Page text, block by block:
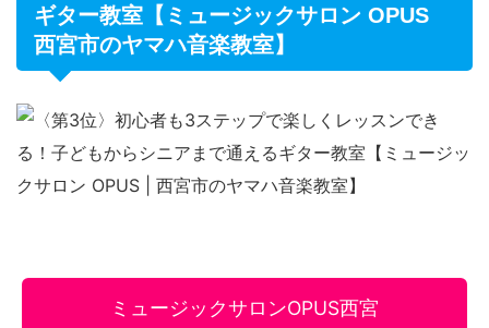
ギター教室【ミュージックサロン OPUS
西宮市のヤマハ音楽教室】
ミュージックサロンOPUS西宮